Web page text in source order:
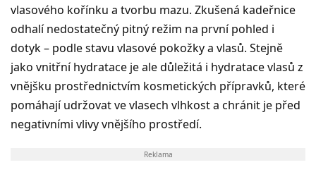
vlasového kořínku a tvorbu mazu. Zkušená kadeřnice
odhalí nedostatečný pitný režim na první pohled i
dotyk – podle stavu vlasové pokožky a vlasů. Stejně
jako vnitřní hydratace je ale důležitá i hydratace vlasů z
vnějšku prostřednictvím kosmetických přípravků, které
pomáhají udržovat ve vlasech vlhkost a chránit je před
negativními vlivy vnějšího prostředí.
Reklama